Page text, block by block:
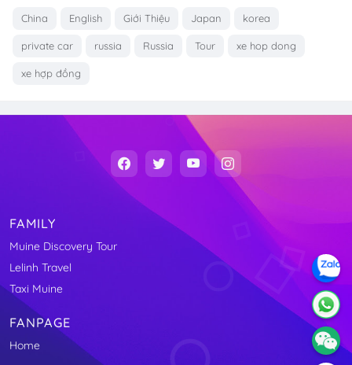
China English Giới Thiệu Japan korea
private car russia Russia Tour xe hop dong
xe hợp đồng
FAMILY
Muine Discovery Tour
Lelinh Travel
Taxi Muine
FANPAGE
Home